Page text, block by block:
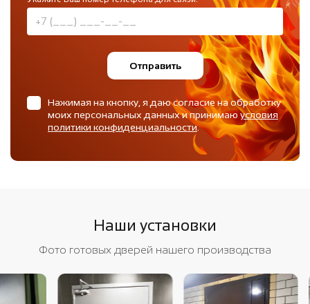
Отправить
Нажимая на кнопку, я даю согласие на обработку
моих персональных данных и принимаюусловия
политики конфиденциальности.
Наши установки
Фото готовых дверей нашего производства